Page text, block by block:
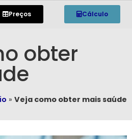
Preços Cálculo
obter
» Veja como obter mais saúde